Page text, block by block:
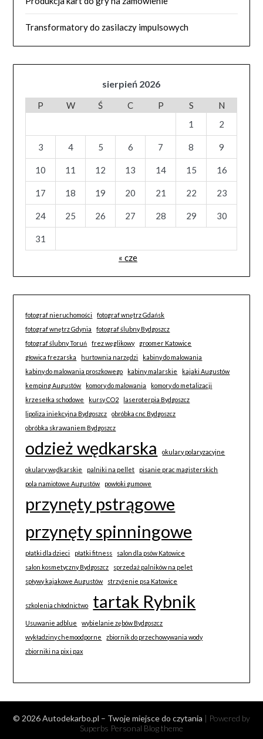
Transformatory do zasilaczy impulsowych
sierpień 2026
P W Ś C P S
N
1
2
3 4 5 6 7 8 9
10 11 12 13 14 15 16
17 18 19 20 21 22 23
24 25 26 27 28 29 30
31
« cze
fotograf nieruchomości
fotograf wnętrz Gdańsk
fotograf wnętrz Gdynia
fotograf ślubny Bydgoszcz
fotograf ślubny Toruń
frez węglikowy
groomer Katowice
głowica frezarska
hurtownia narzędzi
kabiny do malowania
kabiny do malowania proszkowego
kabiny malarskie
kajaki Augustów
kemping Augustów
komory do malowania
komory do metalizacji
krzesełka schodowe
kursy CO2
laseroterpia Bydgoszcz
lipoliza iniekcyjna Bydgoszcz
obróbka cnc Bydgoszcz
obróbka skrawaniem Bydgoszcz
odzież wędkarska okulary polaryzacyjne
okulary wędkarskie palniki na pellet
pisanie prac magisterskich
pola namiotowe Augustów
powłoki gumowe
przynęty pstrągowe
przynęty spinningowe
płatki dla dzieci płatki fitness
salon dla psów Katowice
salon kosmetyczny Bydgoszcz
sprzedaż palników na pelet
spływy kajakowe Augustów
strzyżenie psa Katowice
szkolenia chłodnictwo tartak Rybnik
Usuwanie adblue
wybielanie zębów Bydgoszcz
wykładziny chemoodporne
zbiornik do przechowywania wody
zbiorniki na pix i pax
© 2026 Autodekarbo.pl – Twoje miejsce do czytania | Powered by
Superbs Personal Blog theme